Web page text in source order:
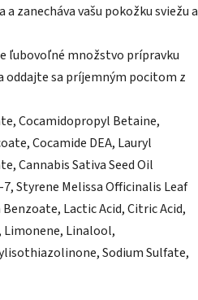
zanecháva vašu pokožku sviežu a
ľubovoľné množstvo prípravku
oddajte sa príjemným pocitom z
Cocamidopropyl Betaine,
Cocamide DEA, Lauryl
Cannabis Sativa Seed Oil
Styrene Melissa Officinalis Leaf
Lactic Acid, Citric Acid,
Linalool,
Sodium Sulfate,